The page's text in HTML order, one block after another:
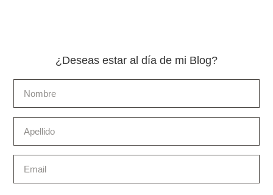
¿Deseas estar al día de mi Blog?